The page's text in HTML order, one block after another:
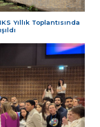
Yıllık Toplantısında